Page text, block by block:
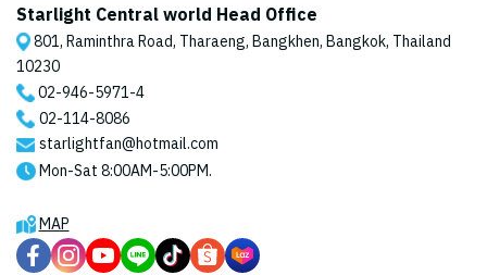
Starlight Central world Head Office
801, Raminthra Road, Tharaeng, Bangkhen, Bangkok, Thailand
10230
02-946-5971-4
02-114-8086
starlightfan@hotmail.com
Mon-Sat 8:00AM-5:00PM.
MAP